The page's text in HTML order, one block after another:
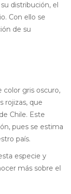
distribución, el
Con ello se
de su
color gris oscuro,
rojizas, que
Chile. Este
pues se estima
país.
especie y
más sobre el